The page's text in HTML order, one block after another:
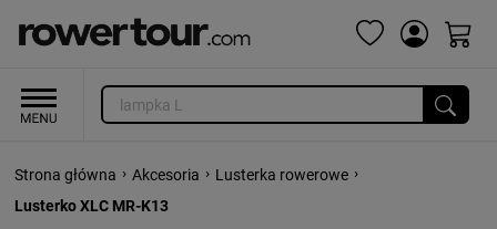
Strona główna › Akcesoria › Lusterka rowerowe ›
Lusterko XLC MR-K13